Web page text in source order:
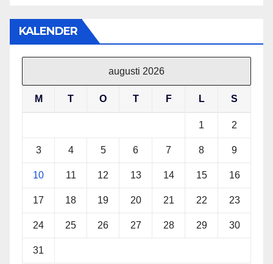
KALENDER
augusti 2026
M T O T F L S
1 2
3 4 5 6 7 8 9
10 11 12 13 14 15 16
17 18 19 20 21 22 23
24 25 26 27 28 29 30
31